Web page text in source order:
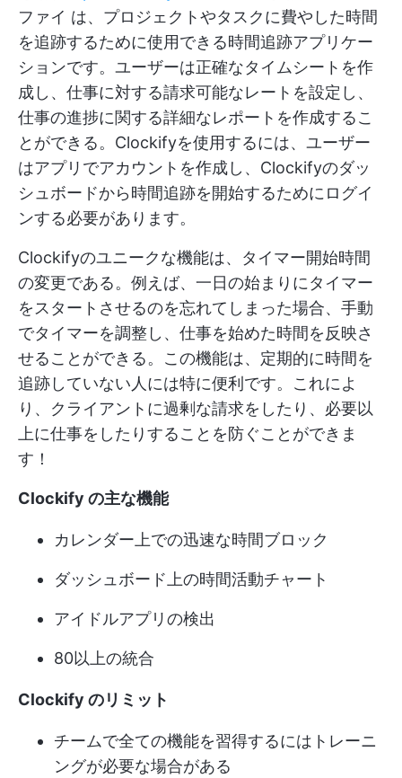
ファイ は、プロジェクトやタスクに費やした時間
を追跡するために使用できる時間追跡アプリケー
ションです。ユーザーは正確なタイムシートを作
成し、仕事に対する請求可能なレートを設定し、
仕事の進捗に関する詳細なレポートを作成するこ
とができる。Clockifyを使用するには、ユーザー
はアプリでアカウントを作成し、Clockifyのダッ
シュボードから時間追跡を開始するためにログイ
ンする必要があります。
Clockifyのユニークな機能は、タイマー開始時間
の変更である。例えば、一日の始まりにタイマー
をスタートさせるのを忘れてしまった場合、手動
でタイマーを調整し、仕事を始めた時間を反映さ
せることができる。この機能は、定期的に時間を
追跡していない人には特に便利です。これによ
り、クライアントに過剰な請求をしたり、必要以
上に仕事をしたりすることを防ぐことができま
す！
Clockify の主な機能
カレンダー上での迅速な時間ブロック
ダッシュボード上の時間活動チャート
アイドルアプリの検出
80以上の統合
Clockify のリミット
チームで全ての機能を習得するにはトレーニ
ングが必要な場合がある